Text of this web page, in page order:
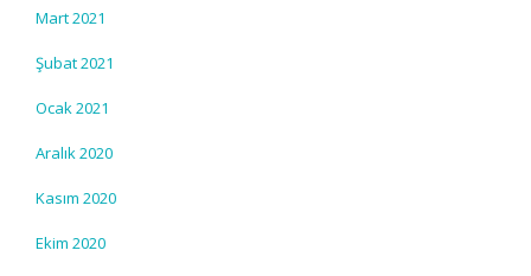
Mart 2021
Şubat 2021
Ocak 2021
Aralık 2020
Kasım 2020
Ekim 2020